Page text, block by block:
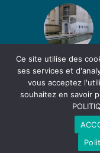
Ce site utilise des
ses services et
vous acceptez
souhaitez en savoir